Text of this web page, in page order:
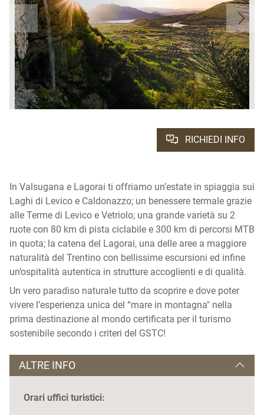
RICHIEDI INFO
In Valsugana e Lagorai ti offriamo un’estate in spiaggia sui
Laghi di Levico e Caldonazzo; un benessere termale grazie
alle Terme di Levico e Vetriolo; una grande varietà su 2
ruote con 80 km di pista ciclabile e 300 km di percorsi MTB
in quota; la catena del Lagorai, una delle aree a maggiore
naturalità del Trentino con bellissime escursioni ed infine
un’ospitalità autentica in strutture accoglienti e di qualità.
Un vero paradiso naturale tutto da scoprire e dove poter
vivere l’esperienza unica del “mare in montagna" nella
prima destinazione al mondo certificata per il turismo
sostenibile secondo i criteri del GSTC!
ALTRE INFO
Orari uffici turistici: